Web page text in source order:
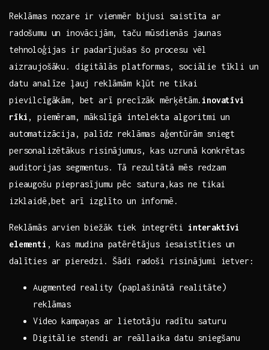
Reklāmas nozare ir vienmēr bijusi‍ saistīta ar
radošumu un inovācijām, taču mūsdienās jaunas
tehnoloģijas⁢ ir padarījušas šo procesu vēl
aizraujošāku. digitālās platformas, sociālie tīkli un
datu analīze ļauj reklāmām kļūt ‍ne tikai
pievilcīgākām, bet ‌arī precīzāk⁢ mērķētām. inovatīvi
rīki , piemēram, ⁣mākslīgā intelekta algoritmi⁢ un
automatizācija, palīdz reklāmas aģentūrām⁤ sniegt
personalizētākus risinājumus,⁤ kas uzrunā konkrētas
auditorijas segmentus. ‌Tā rezultātā mēs redzam
pieaugošu pieprasījumu pēc‌ satura,kas ⁣ne ⁣tikai
⁢izklaidē,bet arī izglīto⁢ un informē.
Reklāmās arvien biežāk tiek integrēti interaktīvi
elementi , kas mudina patērētājus iesaistīties un
dalīties‍ ar pieredzi. Šādi radoši risinājumi⁣ ietver:
Augmented ‌reality (paplašinātā‍ realitāte)
reklāmas
Video kampaņas ar lietotāju radītu saturu
Digitālie stendi ar reāllaika⁣ datu sniegšanu